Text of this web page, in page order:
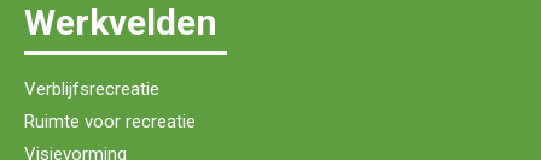
Werkvelden
Verblijfsrecreatie
Ruimte voor recreatie
Visievorming